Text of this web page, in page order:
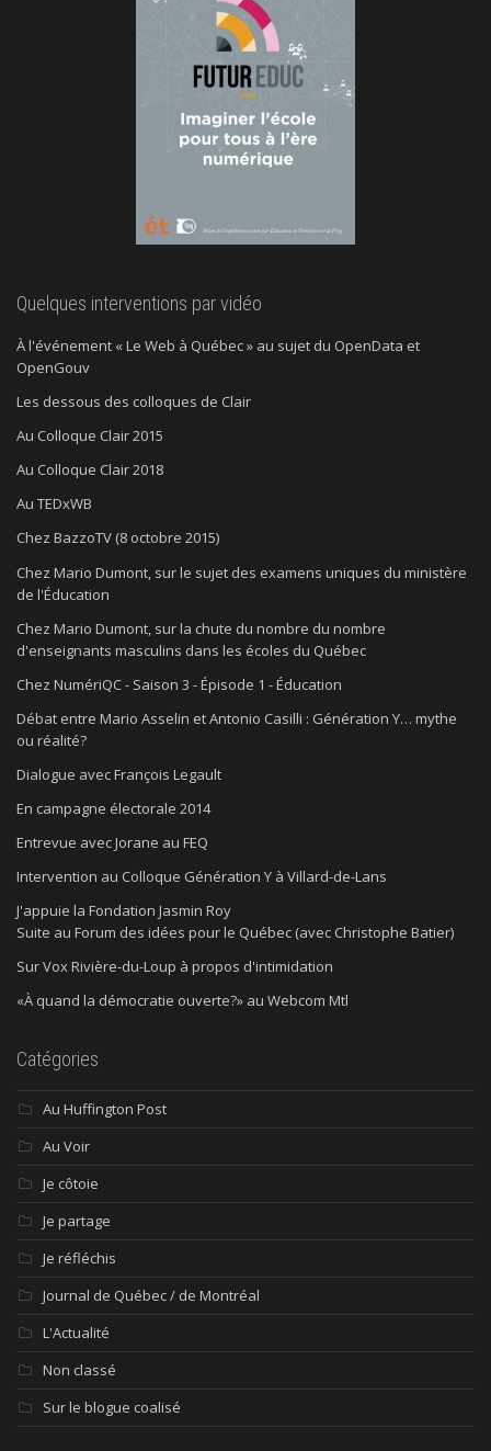
Quelques interventions par vidéo
À l'événement « Le Web à Québec » au sujet du OpenData et
OpenGouv
Les dessous des colloques de Clair
Au Colloque Clair 2015
Au Colloque Clair 2018
Au TEDxWB
Chez BazzoTV (8 octobre 2015)
Chez Mario Dumont, sur le sujet des examens uniques du ministère
de l'Éducation
Chez Mario Dumont, sur la chute du nombre du nombre
d'enseignants masculins dans les écoles du Québec
Chez NumériQC - Saison 3 - Épisode 1 - Éducation
Débat entre Mario Asselin et Antonio Casilli : Génération Y… mythe
ou réalité?
Dialogue avec François Legault
En campagne électorale 2014
Entrevue avec Jorane au FEQ
Intervention au Colloque Génération Y à Villard-de-Lans
J'appuie la Fondation Jasmin Roy
Suite au Forum des idées pour le Québec (avec Christophe Batier)
Sur Vox Rivière-du-Loup à propos d'intimidation
«À quand la démocratie ouverte?» au Webcom Mtl
Catégories
Au Huffington Post
Au Voir
Je côtoie
Je partage
Je réfléchis
Journal de Québec / de Montréal
L'Actualité
Non classé
Sur le blogue coalisé